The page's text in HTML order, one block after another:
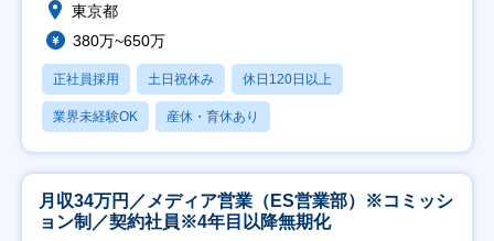
東京都
380万~650万
正社員採用 土日祝休み 休日120日以上
業界未経験OK 産休・育休あり
月収34万円／メディア営業（ES営業部）※コミッシ
ョン制／契約社員※4年目以降無期化